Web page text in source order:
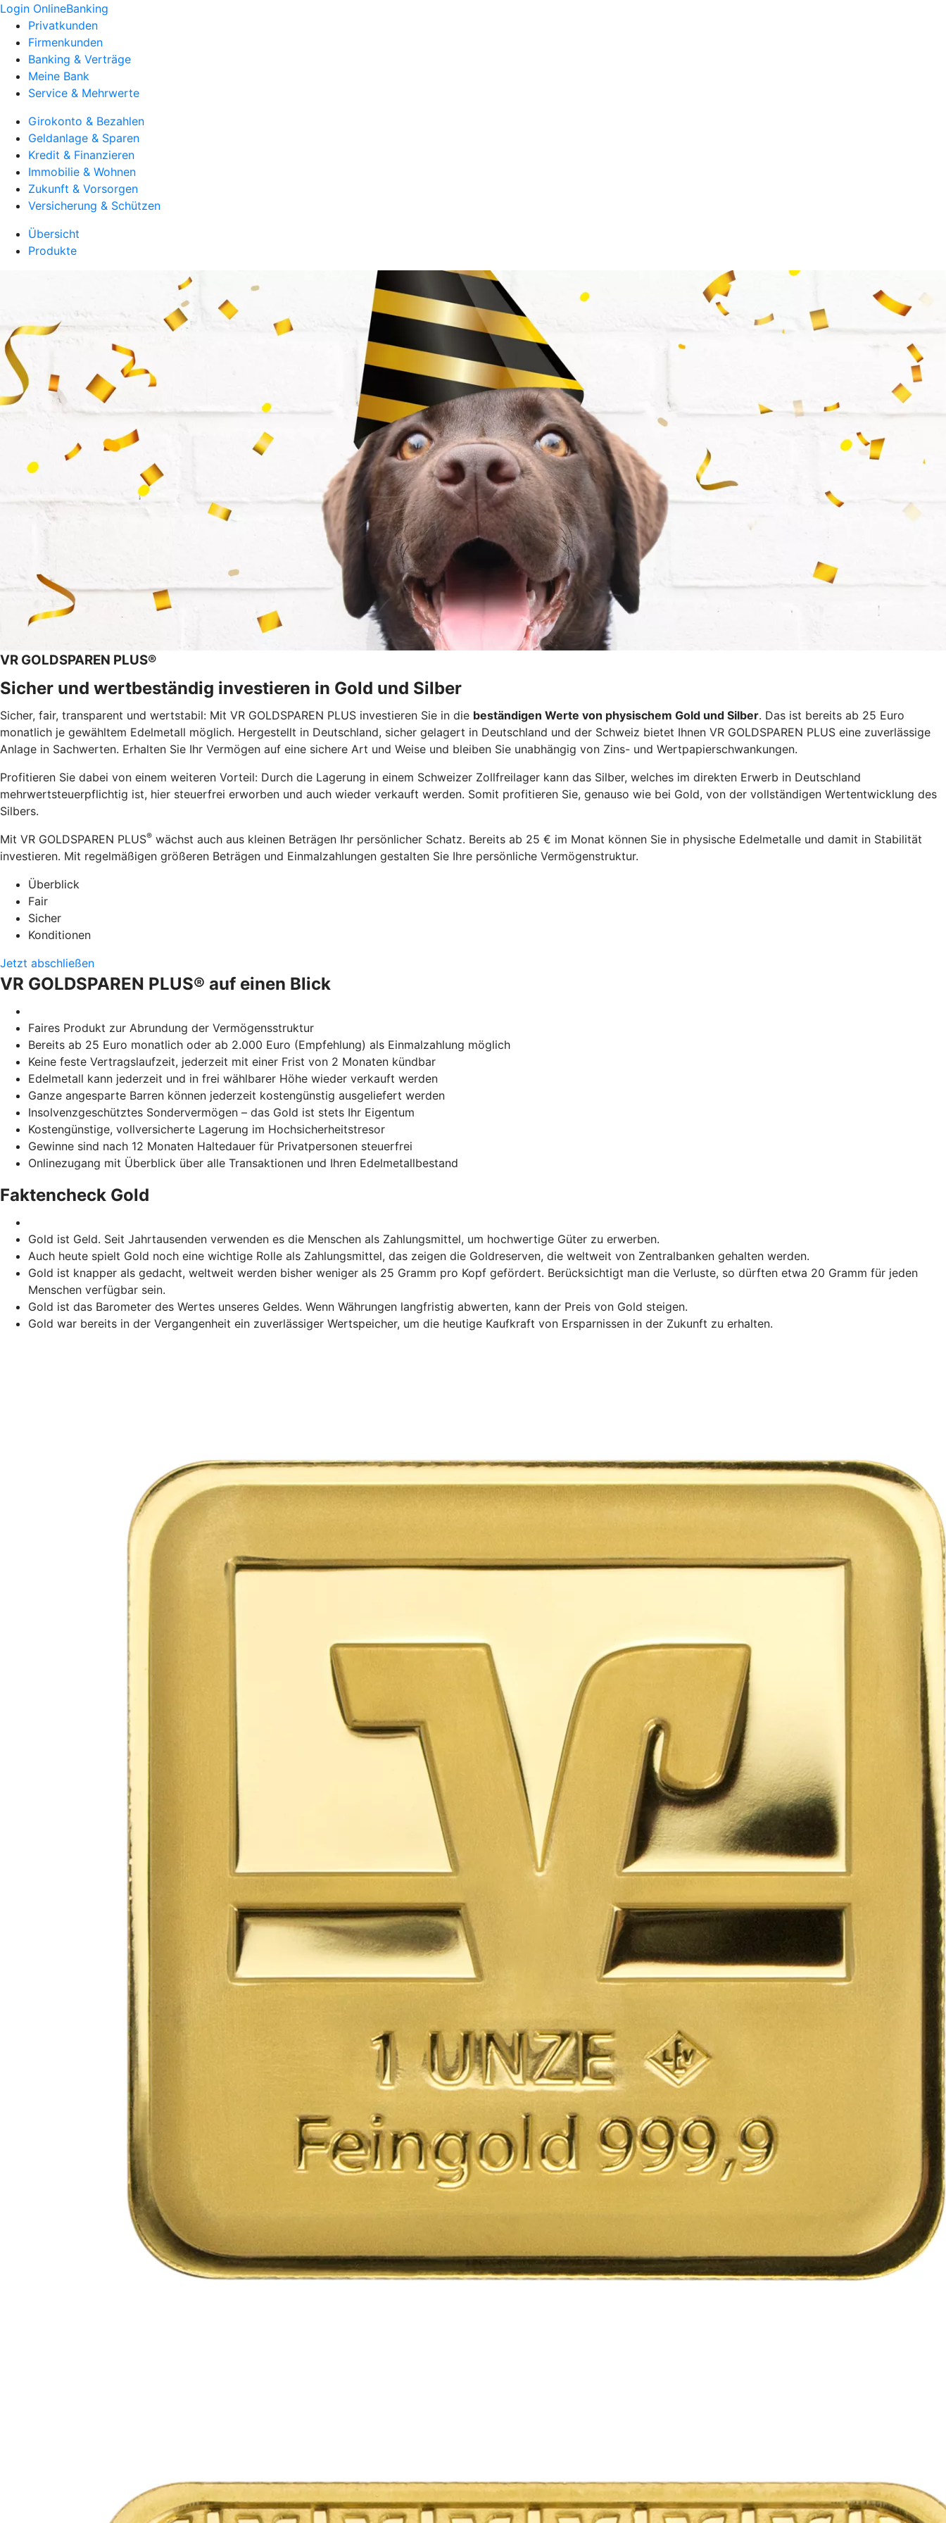
Login OnlineBanking
Privatkunden
Firmenkunden
Banking & Verträge
Meine Bank
Service & Mehrwerte
Girokonto & Bezahlen
Geldanlage & Sparen
Kredit & Finanzieren
Immobilie & Wohnen
Zukunft & Vorsorgen
Versicherung & Schützen
Übersicht
Produkte
VR GOLDSPAREN PLUS®
Sicher und wertbeständig investieren in Gold und Silber
Sicher, fair, transparent und wertstabil: Mit VR GOLDSPAREN PLUS investieren Sie in die beständigen Werte von physischem Gold und Silber. Das ist bereits ab 25 Euro
monatlich je gewähltem Edelmetall möglich. Hergestellt in Deutschland, sicher gelagert in Deutschland und der Schweiz bietet Ihnen VR GOLDSPAREN PLUS eine zuverlässige
Anlage in Sachwerten. Erhalten Sie Ihr Vermögen auf eine sichere Art und Weise und bleiben Sie unabhängig von Zins- und Wertpapierschwankungen.
Profitieren Sie dabei von einem weiteren Vorteil: Durch die Lagerung in einem Schweizer Zollfreilager kann das Silber, welches im direkten Erwerb in Deutschland
mehrwertsteuerpflichtig ist, hier steuerfrei erworben und auch wieder verkauft werden. Somit profitieren Sie, genauso wie bei Gold, von der vollständigen Wertentwicklung des
Silbers.
Mit VR GOLDSPAREN PLUS® wächst auch aus kleinen Beträgen Ihr persönlicher Schatz. Bereits ab 25 € im Monat können Sie in physische Edelmetalle und damit in Stabilität
investieren. Mit regelmäßigen größeren Beträgen und Einmalzahlungen gestalten Sie Ihre persönliche Vermögenstruktur.
Überblick
Fair
Sicher
Konditionen
Jetzt abschließen
VR GOLDSPAREN PLUS® auf einen Blick
Faires Produkt zur Abrundung der Vermögensstruktur
Bereits ab 25 Euro monatlich oder ab 2.000 Euro (Empfehlung) als Einmalzahlung möglich
Keine feste Vertragslaufzeit, jederzeit mit einer Frist von 2 Monaten kündbar
Edelmetall kann jederzeit und in frei wählbarer Höhe wieder verkauft werden
Ganze angesparte Barren können jederzeit kostengünstig ausgeliefert werden
Insolvenzgeschütztes Sondervermögen – das Gold ist stets Ihr Eigentum
Kostengünstige, vollversicherte Lagerung im Hochsicherheitstresor
Gewinne sind nach 12 Monaten Haltedauer für Privatpersonen steuerfrei
Onlinezugang mit Überblick über alle Transaktionen und Ihren Edelmetallbestand
Faktencheck Gold
Gold ist Geld. Seit Jahrtausenden verwenden es die Menschen als Zahlungsmittel, um hochwertige Güter zu erwerben.
Auch heute spielt Gold noch eine wichtige Rolle als Zahlungsmittel, das zeigen die Goldreserven, die weltweit von Zentralbanken gehalten werden.
Gold ist knapper als gedacht, weltweit werden bisher weniger als 25 Gramm pro Kopf gefördert. Berücksichtigt man die Verluste, so dürften etwa 20 Gramm für jeden
Menschen verfügbar sein.
Gold ist das Barometer des Wertes unseres Geldes. Wenn Währungen langfristig abwerten, kann der Preis von Gold steigen.
Gold war bereits in der Vergangenheit ein zuverlässiger Wertspeicher, um die heutige Kaufkraft von Ersparnissen in der Zukunft zu erhalten.